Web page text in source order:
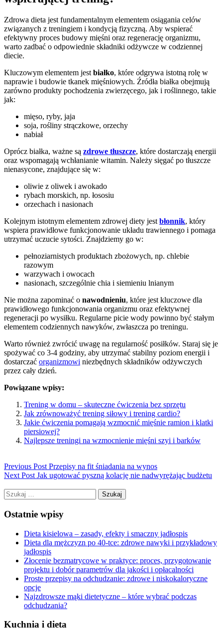
Zdrowa dieta jest fundamentalnym elementem osiągania celów
związanych z treningiem i kondycją fizyczną. Aby wspierać
efektywny proces budowy mięśni oraz regenerację organizmu,
warto zadbać o odpowiednie składniki odżywcze w codziennej
diecie.
Kluczowym elementem jest białko, które odgrywa istotną rolę w
naprawie i budowie tkanek mięśniowych. Źródła białka obejmują
zarówno produkty pochodzenia zwierzęcego, jak i roślinnego, takie
jak:
mięso, ryby, jaja
soja, rośliny strączkowe, orzechy
nabiał
Oprócz białka, ważne są zdrowe tłuszcze, które dostarczają energii
oraz wspomagają wchłanianie witamin. Należy sięgać po tłuszcze
nienasycone, znajdujące się w:
oliwie z oliwek i awokado
rybach morskich, np. łososiu
orzechach i nasionach
Kolejnym istotnym elementem zdrowej diety jest błonnik, który
wspiera prawidłowe funkcjonowanie układu trawiennego i pomaga
utrzymać uczucie sytości. Znajdziemy go w:
pełnoziarnistych produktach zbożowych, np. chlebie
razowym
warzywach i owocach
nasionach, szczególnie chia i siemieniu lnianym
Nie można zapominać o nawodnieniu, które jest kluczowe dla
prawidłowego funkcjonowania organizmu oraz efektywnej
regeneracji po wysiłku. Regularne picie wody powinno być stałym
elementem codziennych nawyków, zwłaszcza po treningu.
Warto również zwrócić uwagę na regularność posiłków. Staraj się je
spożywać co 3-4 godziny, aby utrzymać stabilny poziom energii i
dostarczać organizmowi niezbędnych składników odżywczych
przez cały dzień.
Powiązane wpisy:
Trening w domu – skuteczne ćwiczenia bez sprzętu
Jak zrównoważyć trening siłowy i trening cardio?
Jakie ćwiczenia pomagają wzmocnić mięśnie ramion i klatki
piersiowej?
Najlepsze treningi na wzmocnienie mięśni szyi i barków
Previous Post Przepisy na fit śniadania na wynos
Next Post Jak ugotować pyszną kolację nie nadwyrężając budżetu
Szukaj:
Ostatnie wpisy
Dieta kisielowa – zasady, efekty i smaczny jadłospis
Dieta dla mężczyzn po 40-tce: zdrowe nawyki i przykładowy
jadłospis
Złocenie bezmatrycowe w praktyce: proces, przygotowanie
projektu i dobór parametrów dla jakości i opłacalności
Proste przepisy na odchudzanie: zdrowe i niskokaloryczne
opcje
Najzdrowsze mąki dietetyczne – które wybrać podczas
odchudzania?
Kuchnia i dieta